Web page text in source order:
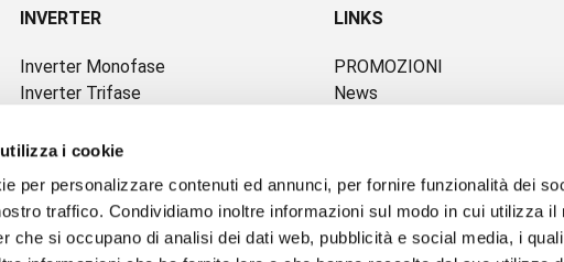
i cookie
per personalizzare contenuti ed annunci, per fornire funzionalità dei
traffico. Condividiamo inoltre informazioni sul modo in cui utilizza il
che si occupano di analisi dei dati web, pubblicità e social media, i
INVERTER
Inverter Monofase
Inverter Trifase
Soluzioni Made in Europe
Batterie
Pompe di Calore & Scaldaacqua
LINKS
PROMOZIONI
News
Tutela dell'ambiente
Smaltimento imballaggi